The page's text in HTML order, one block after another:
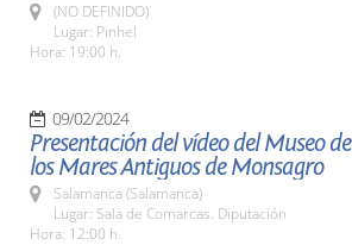
(NO DEFINIDO)
Lugar: Pinhel
Hora: 19:00 h.
09/02/2024
Presentación del vídeo del Museo de
los Mares Antiguos de Monsagro
Salamanca (Salamanca)
Lugar: Sala de Comarcas. Diputación
Hora: 12:00 h.